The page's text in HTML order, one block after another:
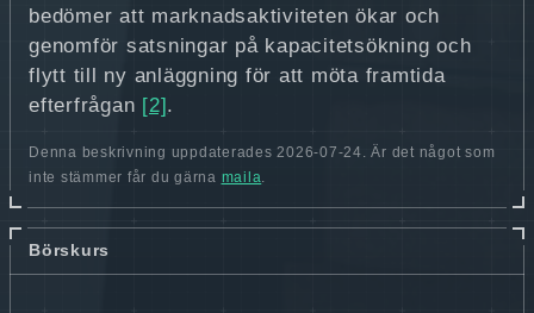
bedömer att marknadsaktiviteten ökar och
genomför satsningar på kapacitetsökning och
flytt till ny anläggning för att möta framtida
efterfrågan [2] .
Denna beskrivning uppdaterades 2026-07-24. Är det något som
inte stämmer får du gärna maila.
Börskurs